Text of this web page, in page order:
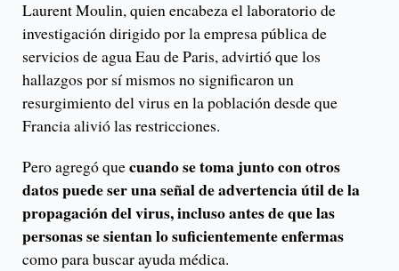
Laurent Moulin, quien encabeza el laboratorio de
investigación dirigido por la empresa pública de
servicios de agua Eau de Paris, advirtió que los
hallazgos por sí mismos no significaron un
resurgimiento del virus en la población desde que
Francia alivió las restricciones.
Pero agregó quecuando se toma junto con otros
datos puede ser una señal de advertencia útil de la
propagación del virus, incluso antes de que las
personas se sientan lo suficientemente enfermas
como para buscar ayuda médica.